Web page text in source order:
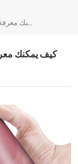
كيف يمكنك معرفة ما إذا كانت العلبة من القصدير أم الألومنيوم؟
كيف يمكنك